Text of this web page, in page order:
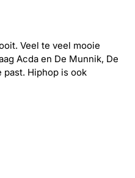
Veel te veel mooie
Acda en De Munnik, De
past. Hiphop is ook